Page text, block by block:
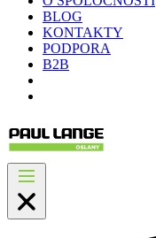
BLOG
KONTAKTY
PODPORA
B2B